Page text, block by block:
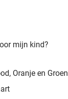
mijn kind?
Oranje en Groen